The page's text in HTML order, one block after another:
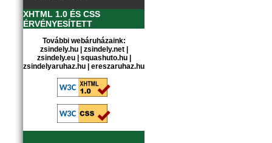
XHTML 1.0 ÉS CSS
ÉRVÉNYESÍTETT
További webáruházaink:
zsindely.hu| zsindely.net|
zsindely.eu| squashuto.hu|
zsindelyaruhaz.hu
ereszaruhaz.hu